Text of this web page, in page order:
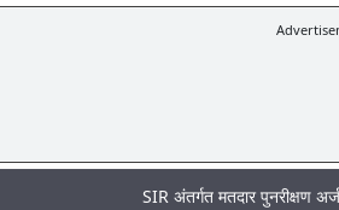
SIR अंतर्गत मतदार पुनरीक्षण अर्ज भरल्यास